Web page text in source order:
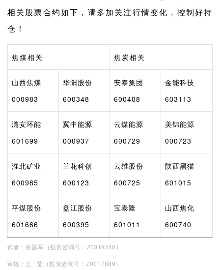
相关股票合约如下，请多加关注行情变化，控制好持
仓！
焦煤相关 焦炭相关
山西焦煤
000983
华阳股份
600348
安泰集团
600408
金能科技
603113
潞安环能
601699
冀中能源
000937
云煤能源
600729
美锦能源
000723
淮北矿业
600985
兰花科创
600123
云维股份
600725
陕西黑猫
601015
平煤股份
601666
盘江股份
600395
宝泰隆
601011
山西焦化
600740
作者：张国军（投资咨询号：Z0019540）
审核：王 莹（投资咨询号：Z0017889）